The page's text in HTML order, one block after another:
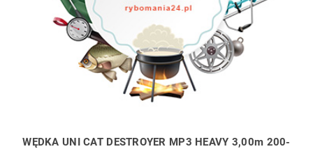
WĘDKA UNI CAT DESTROYER MP3 HEAVY 3,00m 200-